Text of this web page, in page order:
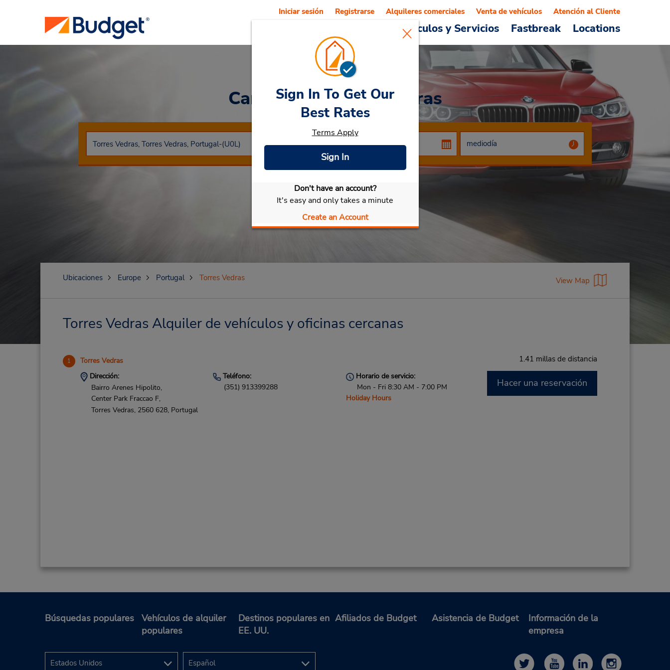
Vehículos y Servicios Fastbreak Locations
Iniciar sesión Registrarse Alquileres comerciales Venta de vehículos Atención al Cliente
Car RentalTorres Vedras
Seleccionar mi vehículo
Sign In To Get Our
Best Rates
Terms Apply
Sign In
Don't have an account?
It's easy and only takes a minute
Create an Account
Ubicaciones Europe Portugal Torres Vedras View Map
Torres Vedras Alquiler de vehículos y oficinas cercanas
1 Torres Vedras 1.41 millas de distancia
Dirección:
Bairro Arenes Hipolito,
Center Park Fraccao F,
Torres Vedras, 2560 628, Portugal
Teléfono:
(351) 913399288
Horario de servicio:
Mon - Fri 8:30 AM - 7:00 PM
Holiday Hours
Hacer una reservación
Búsquedas populares
Vehículos de alquiler
populares
Destinos populares en
EE. UU.
Afiliados de Budget Asistencia de Budget
Información de la
empresa